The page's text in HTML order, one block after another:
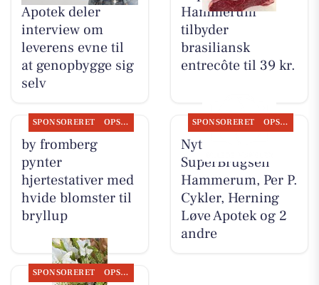
Apotek deler
interview om
leverens evne til
at genopbygge sig
selv
Hammerum
tilbyder
brasiliansk
entrecôte til 39 kr.
SPONSORERET OPSLAGSTAVLEN
by fromberg
pynter
hjertestativer med
hvide blomster til
bryllup
SPONSORERET OPSLAGSTAVLEN
Nyt fra
SuperBrugsen
Hammerum, Per P.
Cykler, Herning
Løve Apotek og 2
andre
SPONSORERET OPSLAGSTAVLEN